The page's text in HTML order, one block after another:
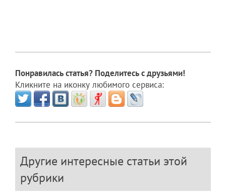
Понравилась статья? Поделитесь с друзьями!
Кликните на иконку любимого сервиса:
Другие интересные статьи этой
рубрики